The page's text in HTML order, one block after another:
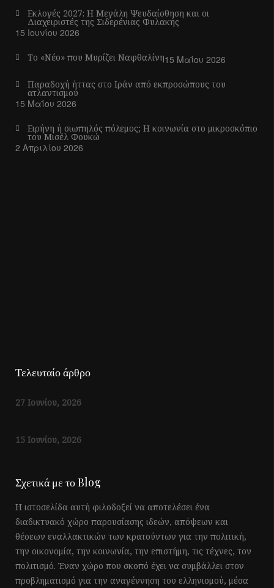
Εκλογές 2027: Η Μεγάλη Ψευδαίσθηση και οι
Διαχειριστές της Σιδερένιας Φυλακής
15 Ιουνίου 2026
Το «Νέο» που Μυρίζει Ναφθαλίνη15 Μαΐου 2026
Παραδοχή ήττας στο Ιράν από εκπροσώπους του
ατλαντισμού
15 Μαΐου 2026
Ειρήνη ή σιωπηλός πόλεμος; Η κοινωνία στο μικροσκόπιο
του Μισέλ Φουκώ
2 Απριλίου 2026
Τελευταίο άρθρο
27 Ιουνίου, 2026
15 Ιουνίου, 2026
Σχετικά με το Blog
Η ιστοσελίδα αυτή φιλοδοξεί να αποτελέσει ένα
διαδικτυακό χώρο παρουσίασης ιδεών, απόψεων και
θέσεων εναλλακτικών των κρατούντων για την πολιτική,
την οικονομία, την κοινωνία, την επιστήμη, τις τέχνες, τον
πολιτισμό. Έναν χώρο που σκοπό έχει να συμβάλλει στον
προβληματισμό για την αναγέννηση του ελληνισμού, μέσα